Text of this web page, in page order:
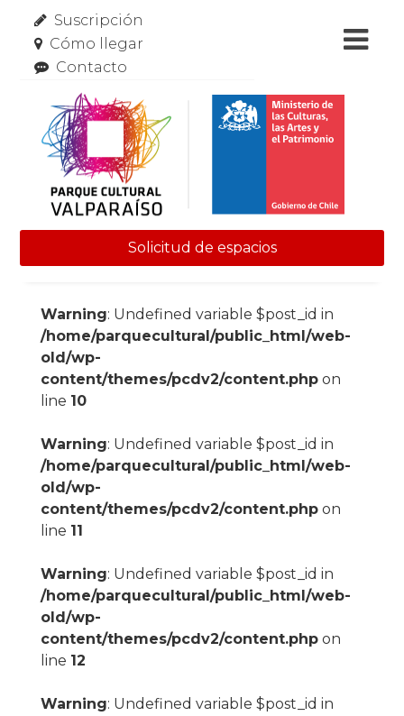
Suscripción
Cómo llegar
Contacto
Solicitud de espacios
Warning: Undefined variable $post_id in
/home/parquecultural/public_html/web-
old/wp-
content/themes/pcdv2/content.phpon
line 10
Warning: Undefined variable $post_id in
/home/parquecultural/public_html/web-
old/wp-
content/themes/pcdv2/content.phpon
line 11
Warning: Undefined variable $post_id in
/home/parquecultural/public_html/web-
old/wp-
content/themes/pcdv2/content.phpon
line 12
Warning: Undefined variable $post_id in